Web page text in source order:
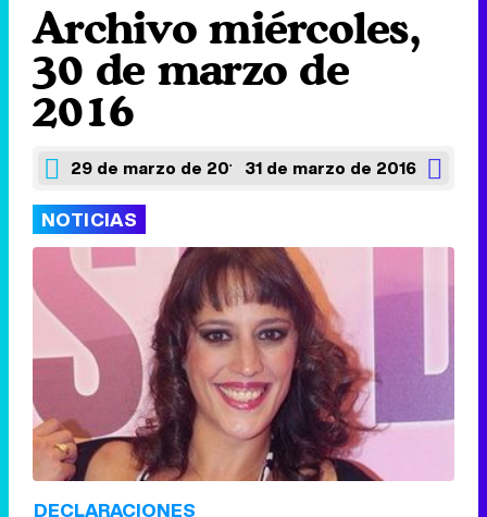
Archivo miércoles,
30 de marzo de
2016
29 de marzo de 201631 de marzo de 2016
NOTICIAS
DECLARACIONES